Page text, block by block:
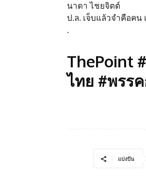
นาดา ไชยจิตต์
ป.ล. เจ็บแล้วจำคือคน
.
ThePoint
ไทย #พรร
แบ่งปัน